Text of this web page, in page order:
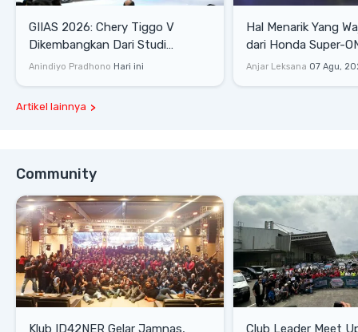
GIIAS 2026: Chery Tiggo V
Dikembangkan Dari Studi
Komprehensif di Indonesia
Anindiyo Pradhono Hari ini
Hal Menarik Yang
dari Honda Super-ONE
Harga
Anjar Leksana 07 Agu,
Artikel lainnya
Community
Klub ID42NER Gelar Jamnas,
Club Leader Meet